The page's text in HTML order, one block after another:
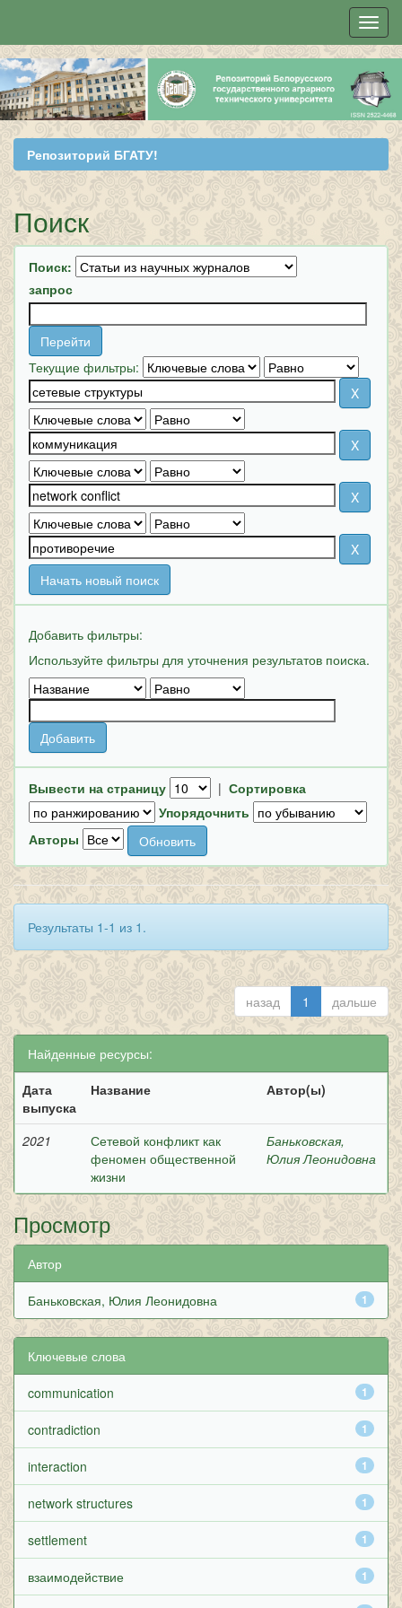
Skip
navigation
Репозиторий БГАТУ!
Поиск
Поиск:
запрос
Текущие фильтры:
Начать новый поиск
Добавить фильтры:
Используйте фильтры для уточнения результатов поиска.
Вывести на страницу | Сортировка
Упорядочнить
Авторы
Результаты 1-1 из 1.
назад 1 дальше
Найденные ресурсы:
Дата
выпуска
Название Автор(ы)
2021
Сетевой конфликт как
феномен общественной
жизни
Баньковская,
Юлия Леонидовна
Просмотр
Автор
1
Баньковская, Юлия Леонидовна
Ключевые слова
1
communication
1
contradiction
1
interaction
1
network structures
1
settlement
1
взаимодействие